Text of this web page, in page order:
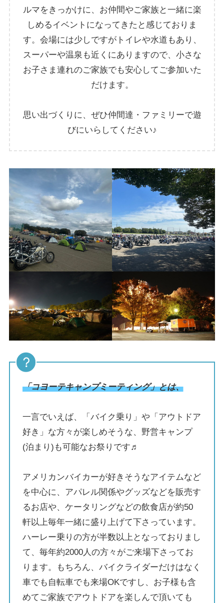
ルマをきっかけに、お仲間やご家族と一緒に楽
しめるイベントになってきたと感じておりま
す。会場には少しですがトイレや水道もあり、
スーパーや温泉も近くにありますので、小さな
お子さま連れのご家族でも安心してご参加いた
だけます。
思い出づくりに、ぜひ仲間達・ファミリーで遊
びにいらしてください♪
「コヨーテキャンプミーティング」とは、
一言でいえば、「バイク乗り」や「アウトドア
好き」な方々が楽しめそうな、野営キャンプ
(泊まり)も可能なお祭りです♬
アメリカンバイカーが好きそうなアイテムなど
を中心に、アパレル関係やグッズなどを販売す
るお店や、ケータリングなどの飲食店が約50
軒以上毎年一緒に盛り上げて下さっています。
ハーレー乗りの方が半数以上となっておりまし
て、毎年約2000人の方々がご来場下さってお
ります。もちろん、バイクライダーだけはなく
車でも自転車でも来場OKですし、お子様も含
めてご家族でアウトドアを楽しんで頂いても